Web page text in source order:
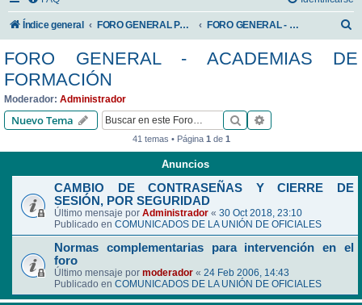
Índice general FORO GENERAL PARA TODOS LOS USUARIOS FORO GENERAL - ACADEMIAS DE FORMACIÓN
s
FORO GENERAL - ACADEMIAS DE
FORMACIÓN
Moderador: Administrador
Nuevo Tema Buscar
41 temas • Página 1de 1
Anuncios
CAMBIO DE CONTRASEÑAS Y CIERRE DE
SESIÓN, POR SEGURIDAD
Último mensaje por Administrador « 30 Oct 2018, 23:10
Publicado en COMUNICADOS DE LA UNIÓN DE OFICIALES
Normas complementarias para intervención en el
foro
Último mensaje por moderador « 24 Feb 2006, 14:43
Publicado en COMUNICADOS DE LA UNIÓN DE OFICIALES